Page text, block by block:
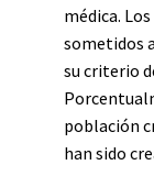
médica.
sometidos
su criterio
población
han sido